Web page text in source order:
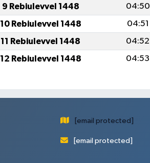
9 Rebiulevvel 1448 04:50
10 Rebiulevvel 1448 04:51
11 Rebiulevvel 1448 04:52
12 Rebiulevvel 1448 04:53
[email protected]
[email protected]